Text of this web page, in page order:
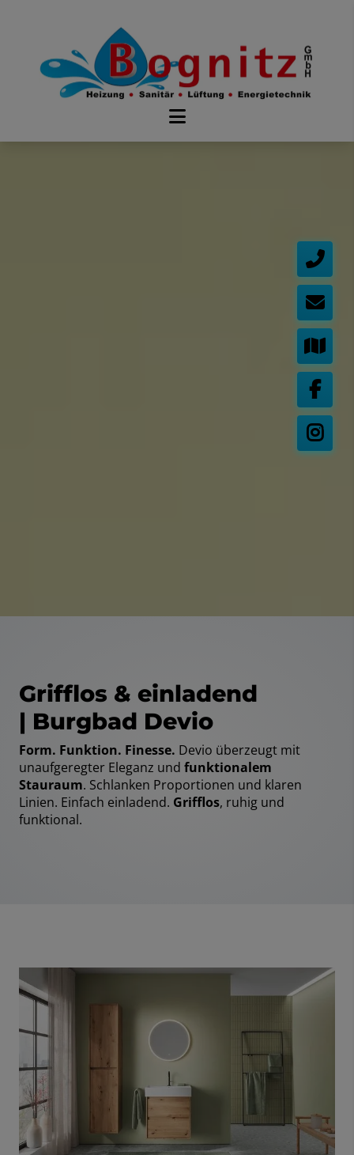
Grifflos & einladend
| Burgbad Devio
Form. Funktion. Finesse. Devio überzeugt mit
unaufgeregter Eleganz und funktionalem
Stauraum. Schlanken Proportionen und klaren
Linien. Einfach einladend. Grifflos, ruhig und
funktional.